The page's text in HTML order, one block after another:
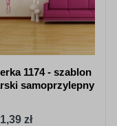
1174 - szablon
samoprzylepny
zł